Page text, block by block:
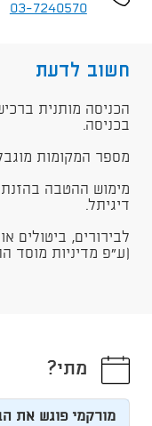
03-7240570
חשוב לדעת
הכניסה מותנית
בכניסה.
מספר המקומות
מימוש ההטבה
דיגיתל.
לבירורים, ביטולים
(ע"פ מדיניות מוסד
מתי?
מורקמי פוגש את